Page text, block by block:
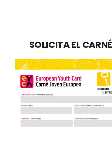
SOLICITA EL